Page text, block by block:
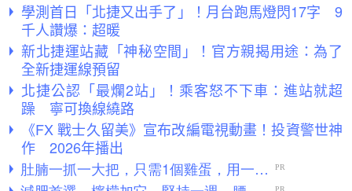
學測首日「北捷又出手了」！月台跑馬燈閃17字 9
千人讚爆：超暖
新北捷運站藏「神秘空間」！官方親揭用途：為了
全新捷運線預留
北捷公認「最爛2站」！乘客怒不下車：進站就超
躁 寧可換線繞路
《FX 戰士久留美》宣布改編電視動畫！投資警世神
作 2026年播出